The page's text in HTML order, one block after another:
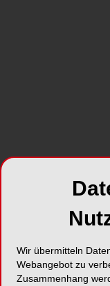
MÜNCHEN
Wir übermitteln
Webangebot zu
Zusammenhang